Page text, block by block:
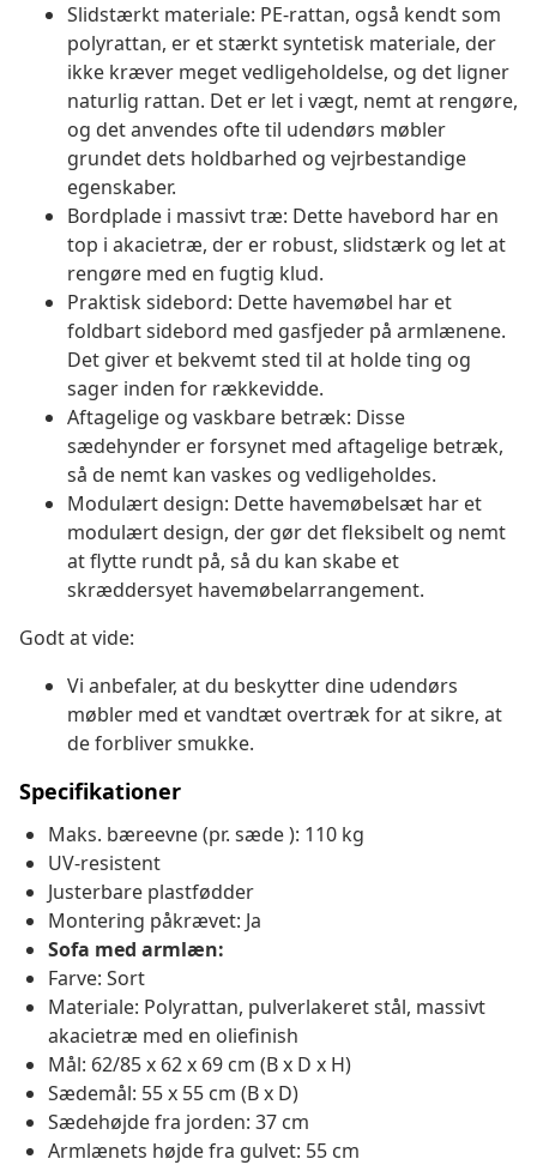
Slidstærkt materiale: PE-rattan, også kendt som
polyrattan, er et stærkt syntetisk materiale, der
ikke kræver meget vedligeholdelse, og det ligner
naturlig rattan. Det er let i vægt, nemt at rengøre,
og det anvendes ofte til udendørs møbler
grundet dets holdbarhed og vejrbestandige
egenskaber.
Bordplade i massivt træ: Dette havebord har en
top i akacietræ, der er robust, slidstærk og let at
rengøre med en fugtig klud.
Praktisk sidebord: Dette havemøbel har et
foldbart sidebord med gasfjeder på armlænene.
Det giver et bekvemt sted til at holde ting og
sager inden for rækkevidde.
Aftagelige og vaskbare betræk: Disse
sædehynder er forsynet med aftagelige betræk,
så de nemt kan vaskes og vedligeholdes.
Modulært design: Dette havemøbelsæt har et
modulært design, der gør det fleksibelt og nemt
at flytte rundt på, så du kan skabe et
skræddersyet havemøbelarrangement.
Godt at vide:
Vi anbefaler, at du beskytter dine udendørs
møbler med et vandtæt overtræk for at sikre, at
de forbliver smukke.
Specifikationer
Maks. bæreevne (pr. sæde ): 110 kg
UV-resistent
Justerbare plastfødder
Montering påkrævet: Ja
Sofa med armlæn:
Farve: Sort
Materiale: Polyrattan, pulverlakeret stål, massivt
akacietræ med en oliefinish
Mål: 62/85 x 62 x 69 cm (B x D x H)
Sædemål: 55 x 55 cm (B x D)
Sædehøjde fra jorden: 37 cm
Armlænets højde fra gulvet: 55 cm